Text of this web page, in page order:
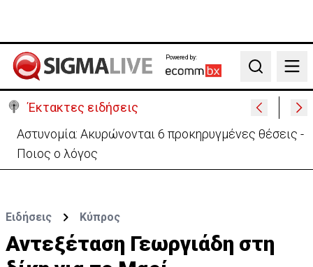
Powered by:
Search
Έκτακτες ειδήσεις
Αστυνομία: Ακυρώνονται 6 προκηρυγμένες θέσεις -
Ποιος ο λόγος
Ειδήσεις Κύπρος
Αντεξέταση Γεωργιάδη στη